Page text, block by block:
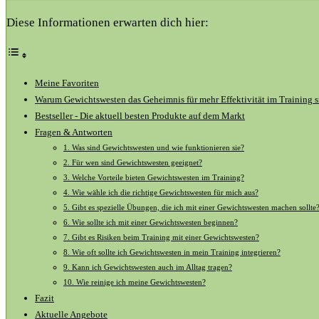
Diese Informationen erwarten dich hier:
Meine ⁢Favoriten
Warum Gewichtswesten das‌ Geheimnis für mehr Effektivität im⁤ Training
Bestseller⁤ -​ Die ‍aktuell besten Produkte⁢ auf dem Markt
Fragen​ & Antworten
1. Was sind Gewichtswesten ‍und wie⁢ funktionieren sie?
2. Für wen sind Gewichtswesten geeignet?
3. Welche Vorteile bieten ‍Gewichtswesten im Training?
4. Wie wähle ich die richtige Gewichtswesten für mich aus?
5. Gibt es spezielle Übungen, die ich mit einer ⁢Gewichtswesten machen sollte?
6. ⁢Wie sollte‌ ich mit einer‌ Gewichtswesten beginnen?
7. Gibt es Risiken beim Training mit einer Gewichtswesten?
8. Wie oft ⁤sollte ich‍ Gewichtswesten⁣ in mein Training integrieren?
9. Kann ‍ich Gewichtswesten auch im Alltag tragen?
10. Wie​ reinige ich meine Gewichtswesten?
Fazit
Aktuelle Angebote